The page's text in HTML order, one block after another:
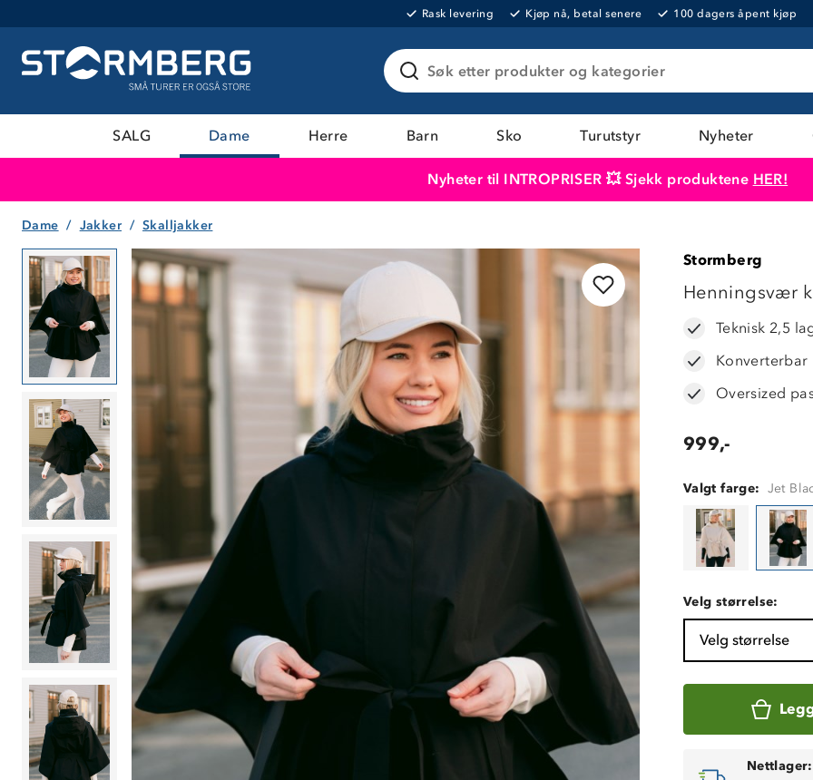
Rask levering Kjøp nå, betal senere 100 dagers åpent kjøp
Søk etter produkter og kategorier
SALG Dame Herre Barn Sko Turutstyr Nyheter
Nyheter til INTROPRISER 💥 Sjekk produktene HER!
Dame Jakker Skalljakker
Stormberg
Henningsvær
Teknisk 2,5
Oversized
999,-
Valgt farge: Jet
Velg størrelse:
Velg størrelse
Nettlager: